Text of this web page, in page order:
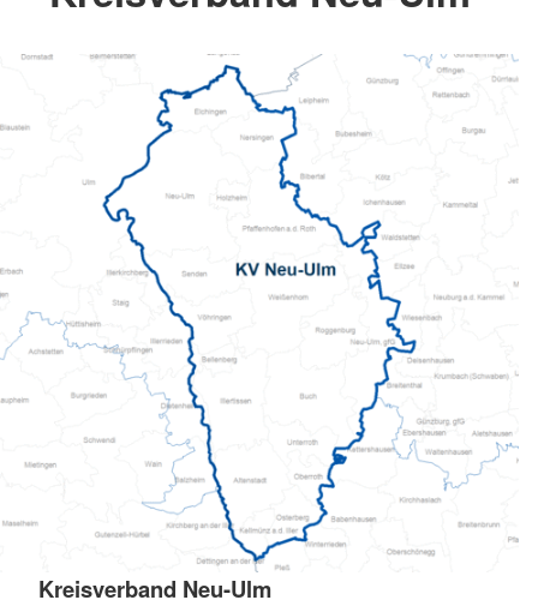
Kreisverband Neu-Ulm